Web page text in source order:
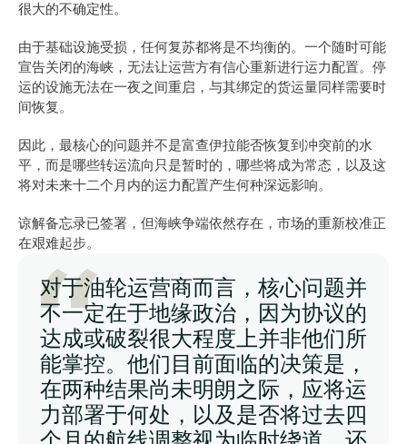
很大的不确定性。
由于基础设施受损，任何复苏都将是不均衡的。一个随时可能
宣告关闭的海峡，无法让运营方有信心重新进行运力配置。停
运的设施无法在一夜之间重启，与其绑定的货运量同样需要时
间恢复。
因此，最核心的问题并不是富查伊拉能否恢复到冲突前的水
平，而是哪些转运流向只是暂时的，哪些将成为常态，以及这
将对未来十二个月内的运力配置产生何种深远影响。
谅解备忘录已签署，但海峡争端依然存在，市场的重新校准正
在艰难起步。
对于油轮运营商而言，核心问题并
不一定在于地缘政治，因为协议的
达成或破裂很大程度上并非他们所
能掌控。他们目前面临的决策是，
在两种结果尚未明朗之际，应将运
力部署于何处，以及是否将过去四